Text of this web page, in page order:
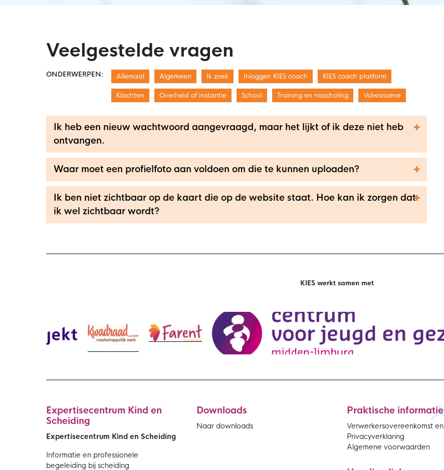
Veelgestelde vragen
ONDERWERPEN: Allemaal Algemeen Ik zoek Inloggen KIES coach KIES coach platform
Klachten Overheid of instantie School Training en nascholing Volwassene
Ik heb een nieuw wachtwoord aangevraagd, maar het lijkt of ik deze niet heb
ontvangen.
Waar moet een profielfoto aan voldoen om die te kunnen uploaden?
Ik ben niet zichtbaar op de kaart die op de website staat. Hoe kan ik zorgen dat
ik wel zichtbaar wordt?
KIES werkt samen met
Expertisecentrum Kind en
Scheiding
Expertisecentrum Kind en Scheiding
Informatie en professionele
begeleiding bij scheiding
Downloads
Naar downloads
Praktische informatie
Verwerkersovereenkomst en
Privacyverklaring
Algemene voorwaarden